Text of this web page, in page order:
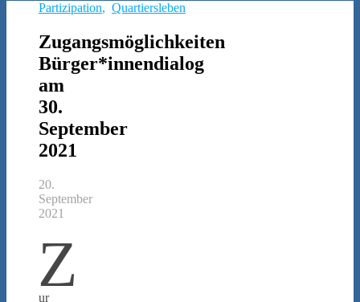
Partizipation, Quartiersleben
Zugangsmöglichkeiten
Bürger*innendialog
am
30.
September
2021
20.
September
2021
Z
ur